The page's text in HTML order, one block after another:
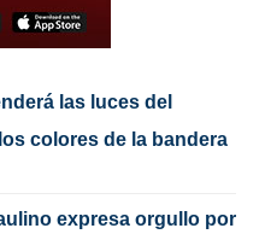
las luces del
colores de la bandera
expresa orgullo por